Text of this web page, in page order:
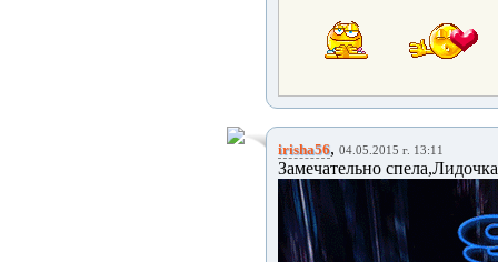
irisha56, 04.05.2015 г. 13:11
Замечательно